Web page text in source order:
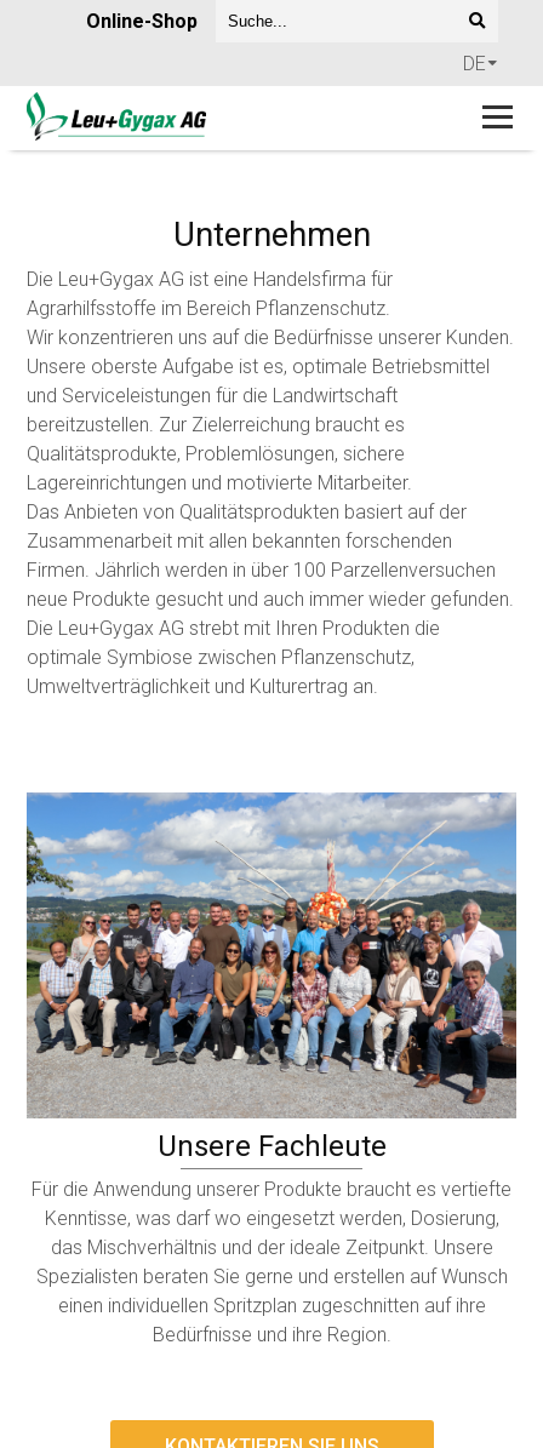
Online-Shop
DE
Unternehmen
Die Leu+Gygax AG ist eine Handelsfirma für
Agrarhilfsstoffe im Bereich Pflanzenschutz.
Wir konzentrieren uns auf die Bedürfnisse unserer Kunden.
Unsere oberste Aufgabe ist es, optimale Betriebsmittel
und Serviceleistungen für die Landwirtschaft
bereitzustellen. Zur Zielerreichung braucht es
Qualitätsprodukte, Problemlösungen, sichere
Lagereinrichtungen und motivierte Mitarbeiter.
Das Anbieten von Qualitätsprodukten basiert auf der
Zusammenarbeit mit allen bekannten forschenden
Firmen. Jährlich werden in über 100 Parzellenversuchen
neue Produkte gesucht und auch immer wieder gefunden.
Die Leu+Gygax AG strebt mit Ihren Produkten die
optimale Symbiose zwischen Pflanzenschutz,
Umweltverträglichkeit und Kulturertrag an.
Unsere Fachleute
Für die Anwendung unserer Produkte braucht es vertiefte
Kenntisse, was darf wo eingesetzt werden, Dosierung,
das Mischverhältnis und der ideale Zeitpunkt. Unsere
Spezialisten beraten Sie gerne und erstellen auf Wunsch
einen individuellen Spritzplan zugeschnitten auf ihre
Bedürfnisse und ihre Region.